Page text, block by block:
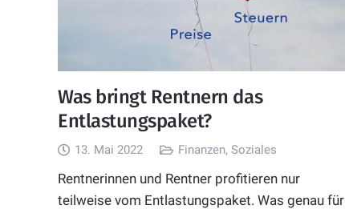
Was bringt Rentnern das
Entlastungspaket?
13. Mai 2022 Finanzen, Soziales
Rentnerinnen und Rentner profitieren nur
teilweise vom Entlastungspaket. Was genau für